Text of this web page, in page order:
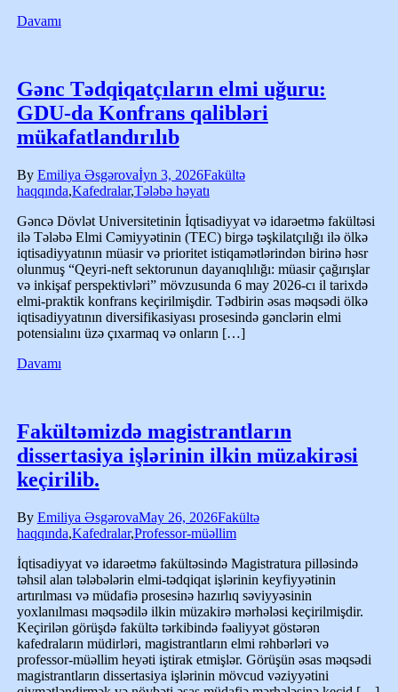
Davamı
Gənc Tədqiqatçıların elmi uğuru:
GDU-da Konfrans qalibləri
mükafatlandırılıb
By Emiliya Əsgərovaİyn 3, 2026Fakültə
haqqında,Kafedralar,Tələbə həyatı
Gəncə Dövlət Universitetinin İqtisadiyyat və idarəetmə fakültəsi
ilə Tələbə Elmi Cəmiyyətinin (TEC) birgə təşkilatçılığı ilə ölkə
iqtisadiyyatının müasir və prioritet istiqamətlərindən birinə həsr
olunmuş “Qeyri-neft sektorunun dayanıqlılığı: müasir çağırışlar
və inkişaf perspektivləri” mövzusunda 6 may 2026-cı il tarixdə
elmi-praktik konfrans keçirilmişdir. Tədbirin əsas məqsədi ölkə
iqtisadiyyatının diversifikasiyası prosesində gənclərin elmi
potensialını üzə çıxarmaq və onların […]
Davamı
Fakültəmizdə magistrantların
dissertasiya işlərinin ilkin müzakirəsi
keçirilib.
By Emiliya ƏsgərovaMay 26, 2026Fakültə
haqqında,Kafedralar,Professor-müəllim
İqtisadiyyat və idarəetmə fakültəsində Magistratura pilləsində
təhsil alan tələbələrin elmi-tədqiqat işlərinin keyfiyyətinin
artırılması və müdafiə prosesinə hazırlıq səviyyəsinin
yoxlanılması məqsədilə ilkin müzakirə mərhələsi keçirilmişdir.
Keçirilən görüşdə fakültə tərkibində fəaliyyət göstərən
kafedraların müdirləri, magistrantların elmi rəhbərləri və
professor-müəllim heyəti iştirak etmişlər. Görüşün əsas məqsədi
magistrantların dissertasiya işlərinin mövcud vəziyyətini